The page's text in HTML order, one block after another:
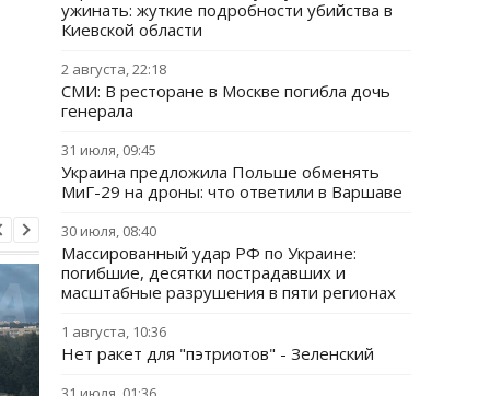
ужинать: жуткие подробности убийства в
Киевской области
2 августа, 22:18
СМИ: В ресторане в Москве погибла дочь
генерала
31 июля, 09:45
Украина предложила Польше обменять
МиГ-29 на дроны: что ответили в Варшаве
30 июля, 08:40
Массированный удар РФ по Украине:
погибшие, десятки пострадавших и
масштабные разрушения в пяти регионах
1 августа, 10:36
Нет ракет для "пэтриотов" - Зеленский